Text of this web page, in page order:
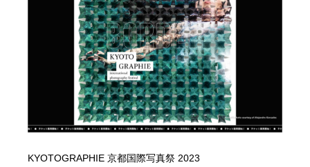
KYOTOGRAPHIE 京都国際写真祭 2023